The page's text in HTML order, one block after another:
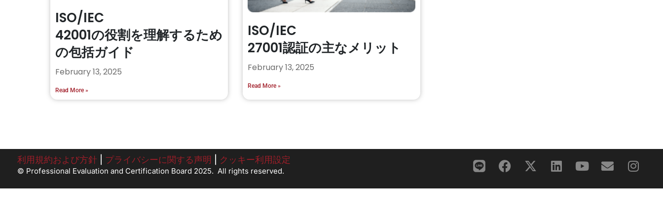
ISO/IEC
42001の役割を理解するため
の包括ガイド
February 13, 2025
Read More »
ISO/IEC
27001認証の主なメリット
February 13, 2025
Read More »
利用規約および方針 プライバシーに関する声明 クッキー利用設定
© Professional Evaluation and Certification Board 2025. All rights reserved.